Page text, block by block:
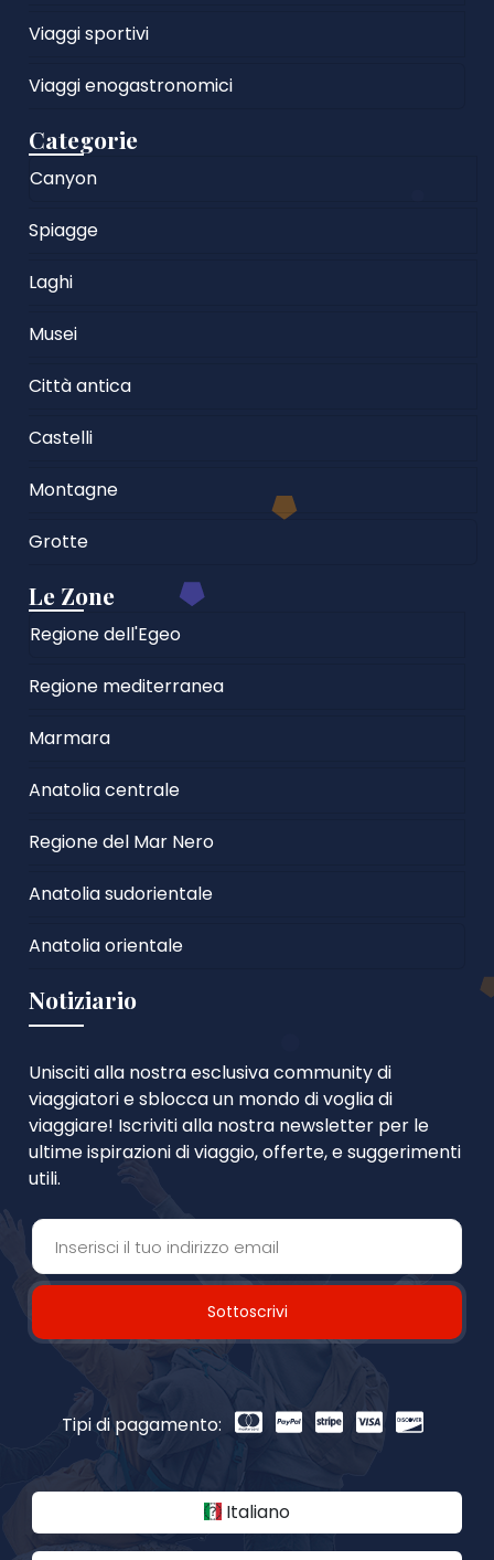
Viaggi sportivi
Viaggi enogastronomici
Categorie
Canyon
Spiagge
Laghi
Musei
Città antica
Castelli
Montagne
Grotte
Le Zone
Regione dell'Egeo
Regione mediterranea
Marmara
Anatolia centrale
Regione del Mar Nero
Anatolia sudorientale
Anatolia orientale
Notiziario
Unisciti alla nostra esclusiva community di
viaggiatori e sblocca un mondo di voglia di
viaggiare! Iscriviti alla nostra newsletter per le
ultime ispirazioni di viaggio, offerte, e suggerimenti
utili.
Sottoscrivi
Tipi di pagamento:
Italiano